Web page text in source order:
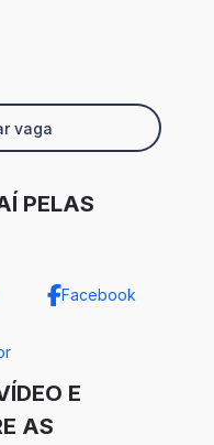
vaga
PELAS
Facebook
E
AS